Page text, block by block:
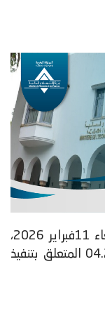
صادق مجلس الحكومة، اليوم الأربعاء 11فبراير 2026،
على مشروع قانون التصفية رقم 04.26 المتعلق بتنفيذ